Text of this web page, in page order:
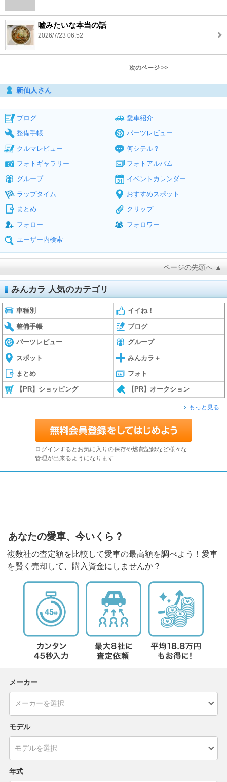
嘘みたいな本当の話
2026/7/23 06:52
次のページ >>
新仙人さん
ブログ
愛車紹介
整備手帳
パーツレビュー
クルマレビュー
何シテル？
フォトギャラリー
フォトアルバム
グループ
イベントカレンダー
ラップタイム
おすすめスポット
まとめ
クリップ
フォロー
フォロワー
ユーザー内検索
ページの先頭へ ▲
みんカラ 人気のカテゴリ
車種別 イイね！
整備手帳 ブログ
パーツレビュー グループ
スポット みんカラ＋
まとめ フォト
【PR】ショッピング 【PR】オークション
もっと見る
ログインするとお気に入りの保存や燃費記録など様々な
管理が出来るようになります
あなたの愛車、今いくら？
複数社の査定額を比較して愛車の最高額を調べよう！愛車
を賢く売却して、購入資金にしませんか？
メーカー
モデル
年式